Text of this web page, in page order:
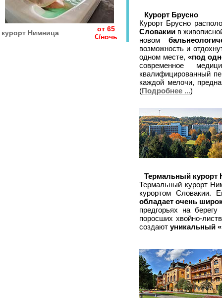
курорт Нимница
от 65
€/ночь
Курорт Брусно
Курорт Брусно
Словакии в
новом
возможность и
одном месте, «под
современное
квалифицированный
каждой мелочи,
(Подробнее ...)
Термальный курорт
Термальный курорт
курортом Словакии.
обладает очень
предгорьях на берегу
поросших хвойно-
создают уникальный